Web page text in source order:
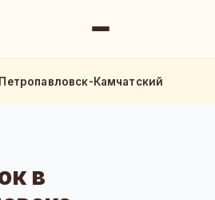
Петропавловск-Камчатский
в